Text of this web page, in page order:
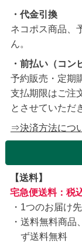
・代金引換
ネコポス商品、
ん。
・前払い（コン
予約販売・定期
支払期限はご注
とさせていただ
⇒決済方法につ
【送料】
宅急便送料：税
1つのお届け
送料無料商品
ず送料無料